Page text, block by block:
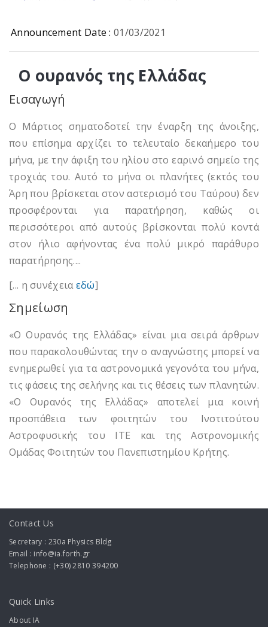
Announcement Date : 01/03/2021
Ο ουρανός της Ελλάδας
Εισαγωγή
Ο Μάρτιος σηματοδοτεί την έναρξη της άνοιξης,
που επίσημα αρχίζει το τελευταίο δεκαήμερο του
μήνα, με την άφιξη του ηλίου στο εαρινό σημείο της
τροχιάς του. Αυτό το μήνα οι πλανήτες (εκτός του
Άρη που βρίσκεται στον αστερισμό του Ταύρου) δεν
προσφέρονται για παρατήρηση, καθώς οι
περισσότεροι από αυτούς βρίσκονται πολύ κοντά
στον ήλιο αφήνοντας ένα πολύ μικρό παράθυρο
παρατήρησης....
[... η συνέχειαεδώ]
Σημείωση
«Ο Ουρανός της Ελλάδας» είναι μια σειρά άρθρων
που παρακολουθώντας την ο αναγνώστης μπορεί να
ενημερωθεί για τα αστρονομικά γεγονότα του μήνα,
τις φάσεις της σελήνης και τις θέσεις των πλανητών.
«Ο Ουρανός της Ελλάδας» αποτελεί μια κοινή
προσπάθεια των φοιτητών του Ινστιτούτου
Αστροφυσικής του ΙΤΕ και της Αστρονομικής
Ομάδας Φοιτητών του Πανεπιστημίου Κρήτης.
Contact Us
Secretary : 230a Physics Bldg
Email : info@ia.forth.gr
Telephone : (+30) 2810 394200
Quick Links
About IA